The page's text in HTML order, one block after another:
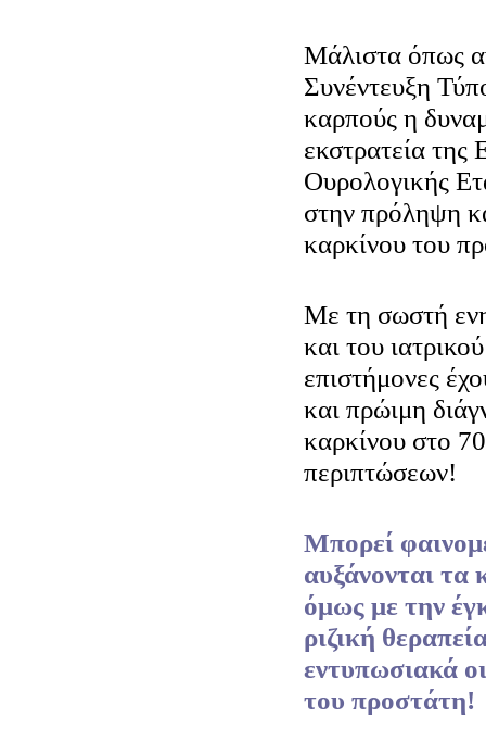
Μάλιστα όπως
Συνέντευξη
καρπούς η
εκστρατεία της
Ουρολογικής
στην πρόληψη
καρκίνου του
Με τη σωστή
και του
επιστήμονες
και πρώιμη
καρκίνου στο
περιπτώσεων!
Μπορεί
αυξάνονται τα
όμως με την
ριζική
εντυπωσιακά
του προστάτη!